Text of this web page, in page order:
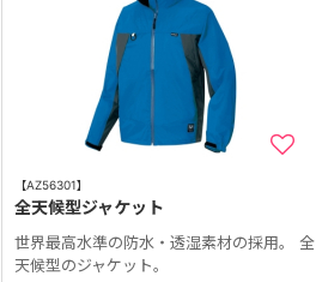
【AZ56301】
全天候型ジャケット
世界最高水準の防水・透湿素材の採用。 全
天候型のジャケット。